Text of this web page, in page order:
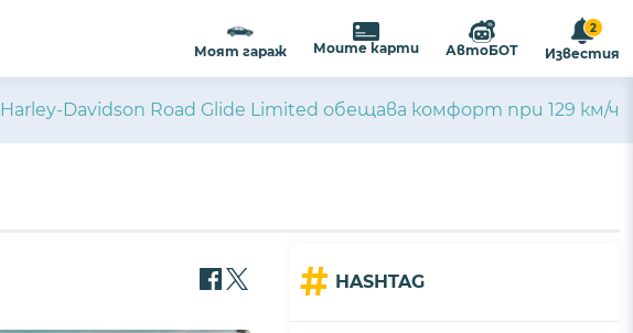
Моят гараж Моите карти АвтоБОТ
2
Известия
Harley-Davidson Road Glide Limited обещава комфорт при 129 км/ч
# HASHTAG